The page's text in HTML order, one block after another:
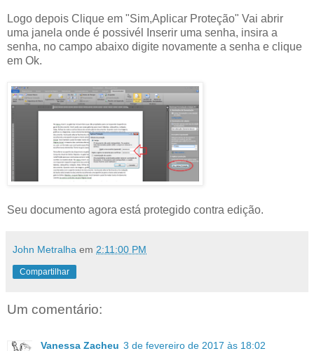
Logo depois Clique em "Sim,Aplicar Proteção" Vai abrir
uma janela onde é possivél Inserir uma senha, insira a
senha, no campo abaixo digite novamente a senha e clique
em Ok.
Seu documento agora está protegido contra edição.
John Metralha em 2:11:00 PM
Compartilhar
Um comentário:
Vanessa Zacheu 3 de fevereiro de 2017 às 18:02